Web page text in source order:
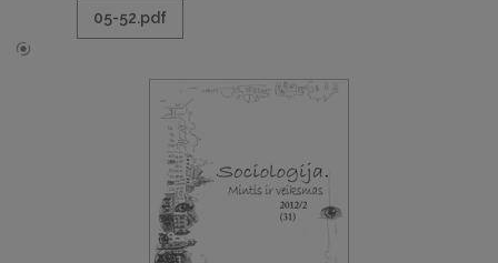
05-52.pdf